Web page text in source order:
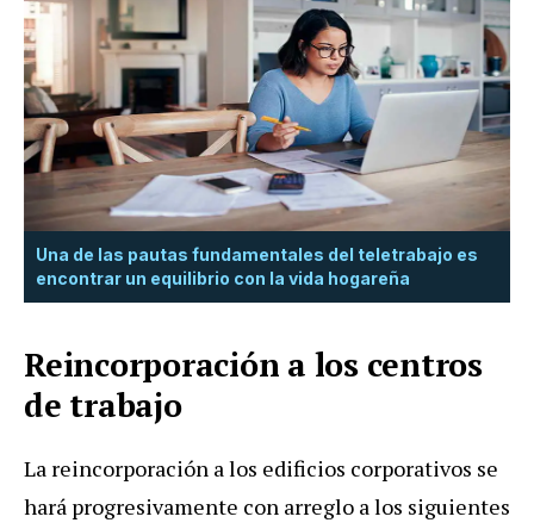
Una de las pautas fundamentales del teletrabajo es
encontrar un equilibrio con la vida hogareña
Reincorporación a los centros
de trabajo
La reincorporación a los edificios corporativos se
hará progresivamente con arreglo a los siguientes